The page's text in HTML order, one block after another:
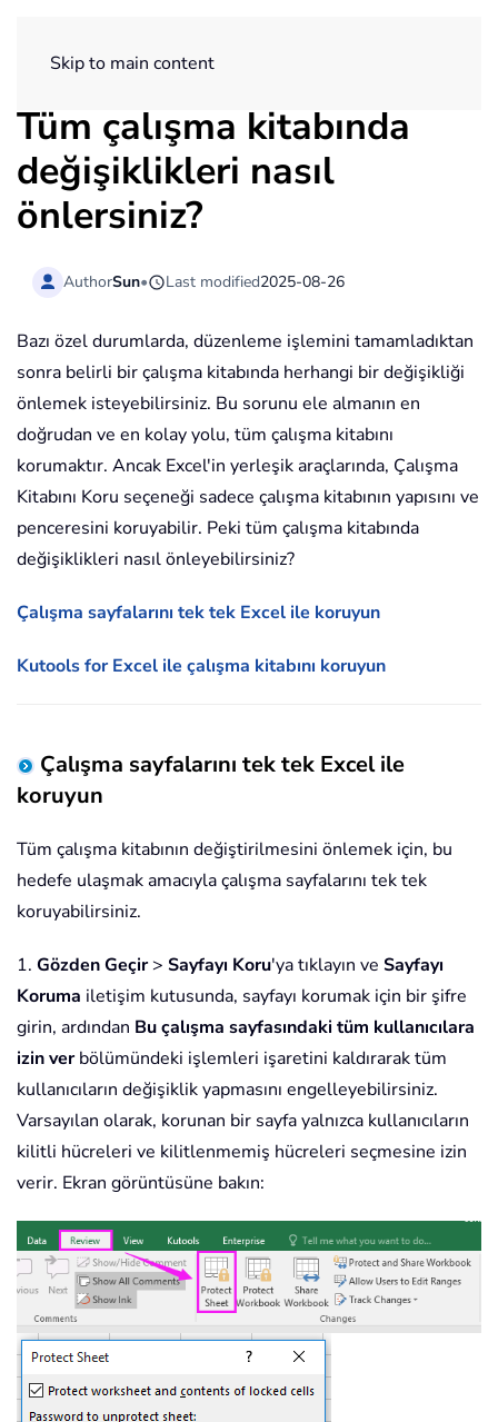
Skip to main content
Tüm çalışma kitabında
değişiklikleri nasıl
önlersiniz?
AuthorSun• Last modified2025-08-26
Bazı özel durumlarda, düzenleme işlemini tamamladıktan
sonra belirli bir çalışma kitabında herhangi bir değişikliği
önlemek isteyebilirsiniz. Bu sorunu ele almanın en
doğrudan ve en kolay yolu, tüm çalışma kitabını
korumaktır. Ancak Excel'in yerleşik araçlarında, Çalışma
Kitabını Koru seçeneği sadece çalışma kitabının yapısını ve
penceresini koruyabilir. Peki tüm çalışma kitabında
değişiklikleri nasıl önleyebilirsiniz?
Çalışma sayfalarını tek tek Excel ile koruyun
Kutools for Excel ile çalışma kitabını koruyun
Çalışma sayfalarını tek tek Excel ile
koruyun
Tüm çalışma kitabının değiştirilmesini önlemek için, bu
hedefe ulaşmak amacıyla çalışma sayfalarını tek tek
koruyabilirsiniz.
1. Gözden Geçir> Sayfayı Koru'ya tıklayın ve Sayfayı
Koruma iletişim kutusunda, sayfayı korumak için bir şifre
girin, ardından Bu çalışma sayfasındaki tüm kullanıcılara
izin verbölümündeki işlemleri işaretini kaldırarak tüm
kullanıcıların değişiklik yapmasını engelleyebilirsiniz.
Varsayılan olarak, korunan bir sayfa yalnızca kullanıcıların
kilitli hücreleri ve kilitlenmemiş hücreleri seçmesine izin
verir. Ekran görüntüsüne bakın: